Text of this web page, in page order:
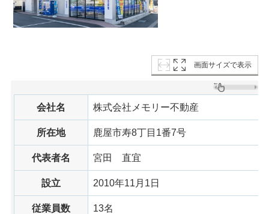
画面サイズで表示
会社名 株式会社メモリー不動産
所在地 鹿屋市寿8丁目1番7号
代表者名 宮田 直宜
設立 2010年11月1日
従業員数 13名